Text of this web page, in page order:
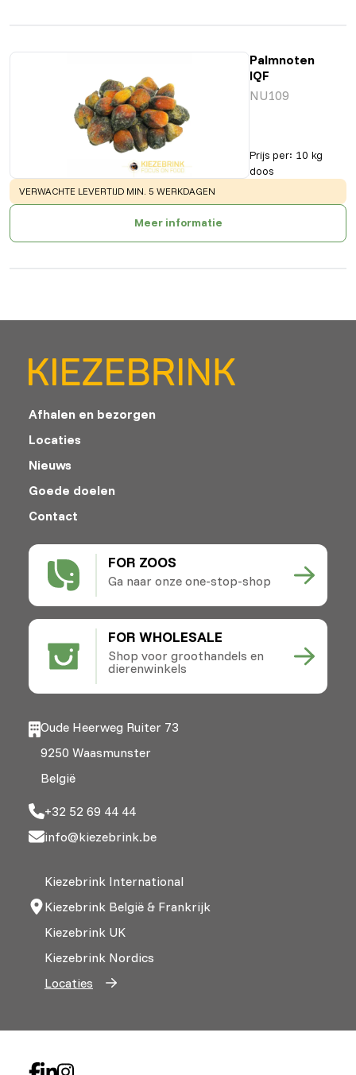
Palmnoten
IQF
NU109
Prijs per: 10 kg
doos
WARNING:
VERWACHTE LEVERTIJD MIN. 5 WERKDAGEN
Meer informatie
FOR ZOOS
Ga naar onze one-stop-shop
FOR WHOLESALE
Shop voor groothandels en
dierenwinkels
Afhalen en bezorgen
Locaties
Nieuws
Goede doelen
Contact
Oude Heerweg Ruiter 73
9250 Waasmunster
België
+32 52 69 44 44
info@kiezebrink.be
Kiezebrink International
Kiezebrink België & Frankrijk
Kiezebrink UK
Kiezebrink Nordics
Locaties